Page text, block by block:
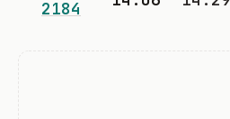
2184